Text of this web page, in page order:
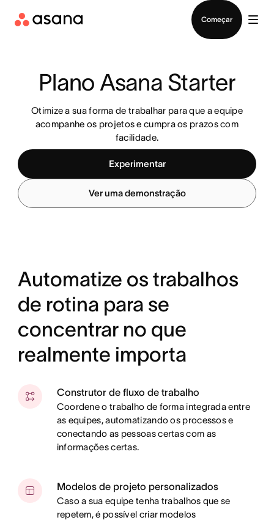
Começar
Plano Asana Starter
Otimize a sua forma de trabalhar para que a equipe
acompanhe os projetos e cumpra os prazos com
facilidade.
Experimentar
Ver uma demonstração
Automatize os trabalhos
de rotina para se
concentrar no que
realmente importa
Construtor de fluxo de trabalho
Coordene o trabalho de forma integrada entre
as equipes, automatizando os processos e
conectando as pessoas certas com as
informações certas.
Modelos de projeto personalizados
Caso a sua equipe tenha trabalhos que se
repetem, é possível criar modelos